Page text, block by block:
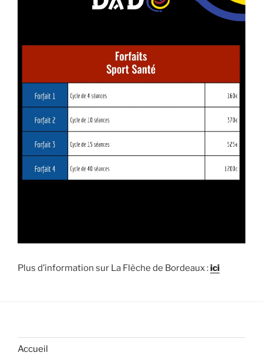
Plus d’information sur La Flèche de Bordeaux :ici
Accueil